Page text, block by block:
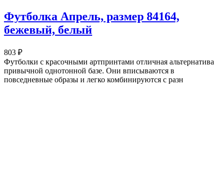
Футболка Апрель, размер 84164,
бежевый, белый
803 ₽
Футболки с красочными артпринтами отличная альтернатива
привычной однотонной базе. Они вписываются в
повседневные образы и легко комбинируются с разн